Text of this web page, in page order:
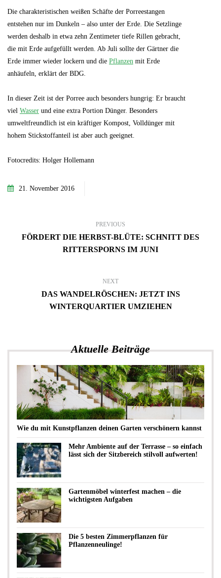
Die charakteristischen weißen Schäfte der Porreestangen
entstehen nur im Dunkeln – also unter der Erde. Die Setzlinge
werden deshalb in etwa zehn Zentimeter tiefe Rillen gebracht,
die mit Erde aufgefüllt werden. Ab Juli sollte der Gärtner die
Erde immer wieder lockern und die Pflanzen mit Erde
anhäufeln, erklärt der BDG.
In dieser Zeit ist der Porree auch besonders hungrig: Er braucht
viel Wasser und eine extra Portion Dünger. Besonders
umweltfreundlich ist ein kräftiger Kompost, Volldünger mit
hohem Stickstoffanteil ist aber auch geeignet.
Fotocredits: Holger Hollemann
21. November 2016
PREVIOUS
FÖRDERT DIE HERBST-BLÜTE: SCHNITT DES
RITTERSPORNS IM JUNI
NEXT
DAS WANDELRÖSCHEN: JETZT INS
WINTERQUARTIER UMZIEHEN
Aktuelle Beiträge
Wie du mit Kunstpflanzen deinen Garten verschönern kannst
Mehr Ambiente auf der Terrasse – so einfach
lässt sich der Sitzbereich stilvoll aufwerten!
Gartenmöbel winterfest machen – die
wichtigsten Aufgaben
Die 5 besten Zimmerpflanzen für
Pflanzenneulinge!